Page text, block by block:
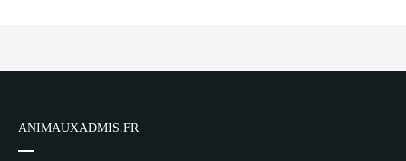
ANIMAUXADMIS.FR